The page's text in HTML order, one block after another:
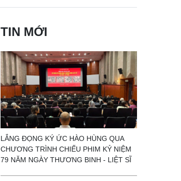
TIN MỚI
LẮNG ĐỌNG KÝ ỨC HÀO HÙNG QUA
CHƯƠNG TRÌNH CHIẾU PHIM KỶ NIỆM
79 NĂM NGÀY THƯƠNG BINH - LIỆT SĨ